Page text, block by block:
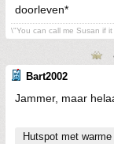
doorleven*
\"You can call me Susan if
Bart2002
Jammer, maar
Hutspot met